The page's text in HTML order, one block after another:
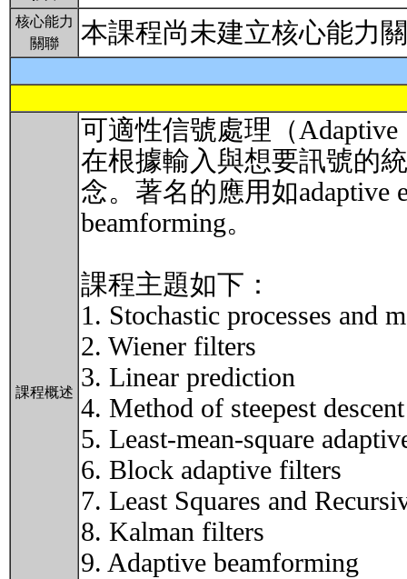
核心能力
關聯
本課程尚未建立核心能力
課程概述
可適性信號處理（
在根據輸入與想要訊號的
念。著名的應用如adaptive
beamforming。
課程主題如下：
1. Stochastic processes and
2. Wiener filters
3. Linear prediction
4. Method of steepest descent
5. Least-mean-square
6. Block adaptive filters
7. Least Squares and
8. Kalman filters
9. Adaptive beamforming